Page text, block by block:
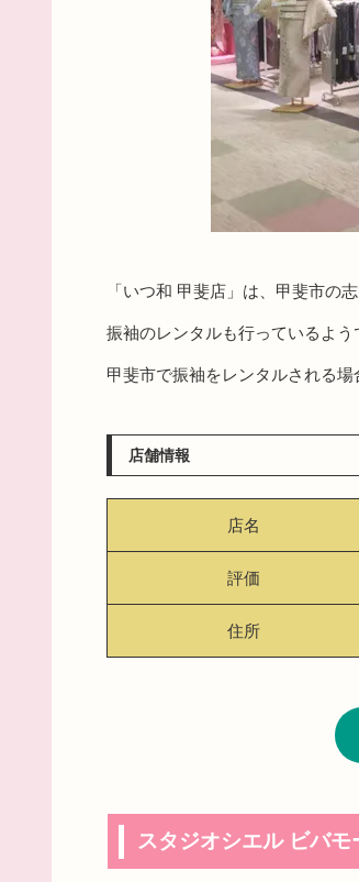
「いつ和 甲斐店」は、甲斐市の
振袖のレンタルも行っているよう
甲斐市で振袖をレンタルされる
店舗情報
店名
評価
住所
スタジオシエル ビバ